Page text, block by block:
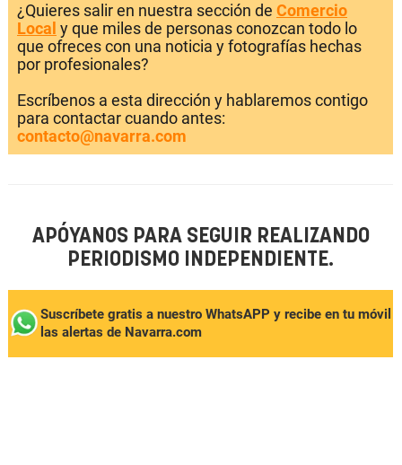
¿Quieres salir en nuestra sección de Comercio
Local y que miles de personas conozcan todo lo
que ofreces con una noticia y fotografías hechas
por profesionales?
Escríbenos a esta dirección y hablaremos contigo
para contactar cuando antes:
contacto@navarra.com
APÓYANOS PARA SEGUIR REALIZANDO
PERIODISMO INDEPENDIENTE.
Suscríbete gratis a nuestro WhatsAPP y recibe en tu móvil
las alertas de Navarra.com